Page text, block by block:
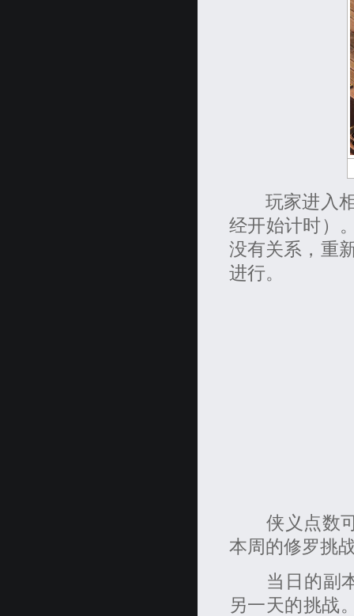
玩家进入相
经开始计时）
没有关系，重
进行。
侠义点数可
本周的修罗挑
当日的副本
另一天的挑战